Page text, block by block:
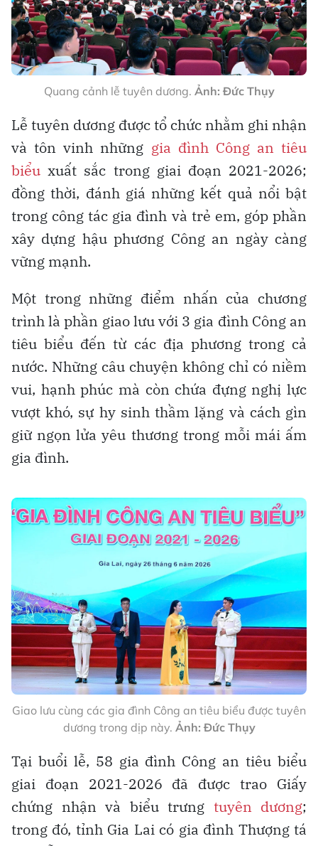
Quang cảnh lễ tuyên dương. Ảnh: Đức Thụy
Lễ tuyên dương được tổ chức nhằm ghi nhận
và tôn vinh những gia đình Công an tiêu
biểu xuất sắc trong giai đoạn 2021-2026;
đồng thời, đánh giá những kết quả nổi bật
trong công tác gia đình và trẻ em, góp phần
xây dựng hậu phương Công an ngày càng
vững mạnh.
Một trong những điểm nhấn của chương
trình là phần giao lưu với 3 gia đình Công an
tiêu biểu đến từ các địa phương trong cả
nước. Những câu chuyện không chỉ có niềm
vui, hạnh phúc mà còn chứa đựng nghị lực
vượt khó, sự hy sinh thầm lặng và cách gìn
giữ ngọn lửa yêu thương trong mỗi mái ấm
gia đình.
Giao lưu cùng các gia đình Công an tiêu biểu được tuyên
dương trong dịp này. Ảnh: Đức Thụy
Tại buổi lễ, 58 gia đình Công an tiêu biểu
giai đoạn 2021-2026 đã được trao Giấy
chứng nhận và biểu trưng tuyên dương;
trong đó, tỉnh Gia Lai có gia đình Thượng tá